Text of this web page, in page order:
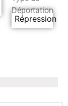
Déportation
Répression